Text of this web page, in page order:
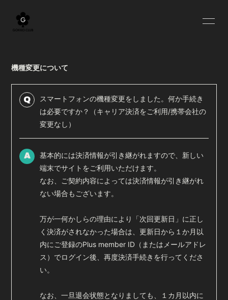
INFORMATION
PROFILE YOUTUBE
MOVIE
GOODS
会員登録 ログイン
機種変更について
Q
スマートフォンの機種変更をしました。何か手続き
は必要ですか？（キャリア決済をご利用/携帯会社の
変更なし）
A
基本的には決済情報が引き継がれますので、新しい
端末でサイトをご利用いただけます。
なお、ご契約内容によっては決済情報が引き継がれ
ない場合もございます。
万が一何かしらの理由により「次回更新日」に正し
く決済がされなかった場合は、更新日から１か月以
内にご登録のPlus member ID（またはメールアドレ
ス）でログイン後、再度決済手続きを行ってくださ
い。
なお、一旦退会状態となりましても、１カ月以内に